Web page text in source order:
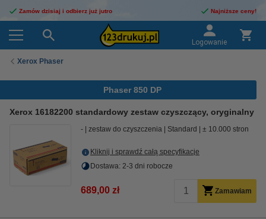
Zamów dzisiaj i odbierz już jutro Najniższe ceny!
Logowanie
Xerox Phaser
Phaser 850 DP
Xerox 16182200 standardowy zestaw czyszczący, oryginalny
- zestaw do czyszczenia Standard ± 10.000 stron
Kliknij i sprawdź całą specyfikacje
Dostawa: 2-3 dni robocze
689,00 zł Zamawiam